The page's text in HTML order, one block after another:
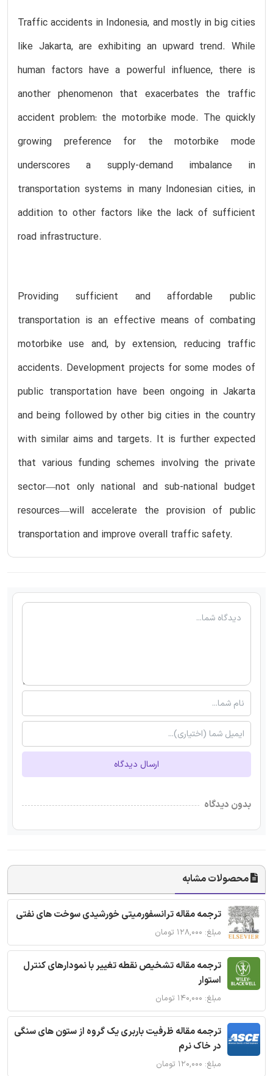
Traffic accidents in Indonesia, and mostly in big cities
like Jakarta, are exhibiting an upward trend. While
human factors have a powerful influence, there is
another phenomenon that exacerbates the traffic
accident problem: the motorbike mode. The quickly
growing preference for the motorbike mode
underscores a supply-demand imbalance in
transportation systems in many Indonesian cities, in
addition to other factors like the lack of sufficient
road infrastructure.
Providing sufficient and affordable public
transportation is an effective means of combating
motorbike use and, by extension, reducing traffic
accidents. Development projects for some modes of
public transportation have been ongoing in Jakarta
and being followed by other big cities in the country
with similar aims and targets. It is further expected
that various funding schemes involving the private
sector—not only national and sub-national budget
resources—will accelerate the provision of public
transportation and improve overall traffic safety.
ارسال دیدگاه
بدون دیدگاه
محصولات مشابه
ترجمه مقاله ترانسفورمیتی خورشیدی سوخت های نفتی
مبلغ: ۱۲۸,۰۰۰ تومان
ترجمه مقاله تشخیص نقطه تغییر با نمودارهای کنترل
استوار
مبلغ: ۱۴۰,۰۰۰ تومان
ترجمه مقاله ظرفیت باربری یک گروه از ستون های سنگی
در خاک نرم
مبلغ: ۱۲۰,۰۰۰ تومان